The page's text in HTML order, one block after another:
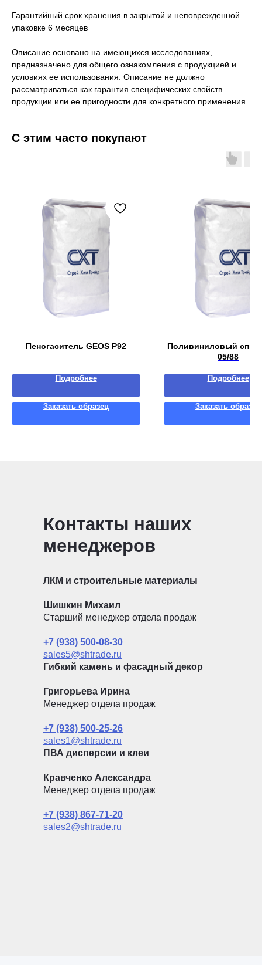
Гарантийный срок хранения в закрытой и неповрежденной
упаковке 6 месяцев
Описание основано на имеющихся исследованиях,
предназначено для общего ознакомления с продукцией и
условиях ее использования. Описание не должно
рассматриваться как гарантия специфических свойств
продукции или ее пригодности для конкретного применения
С этим часто покупают
Пеногаситель GEOS P92
Подробнее
Заказать образец
Поливиниловый
05/88
Подробнее
Заказать образец
Контакты наших
менеджеров
ЛКМ и строительные материалы
Шишкин Михаил
Старший менеджер отдела продаж
+7 (938) 500-08-30
sales5@shtrade.ru
Гибкий камень и фасадный декор
Григорьева Ирина
Менеджер отдела продаж
+7 (938) 500-25-26
sales1@shtrade.ru
ПВА дисперсии и клеи
Кравченко Александра
Менеджер отдела продаж
+7 (938) 867-71-20
sales2@shtrade.ru